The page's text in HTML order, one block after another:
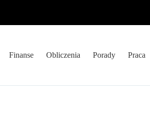
Finanse Obliczenia Porady Praca